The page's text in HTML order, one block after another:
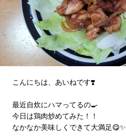
こんにちは、あいねです❣️
最近自炊にハマってるの🍳
今日は鶏肉炒めてみた！！
なかなか美味しくできて大満足😋✨